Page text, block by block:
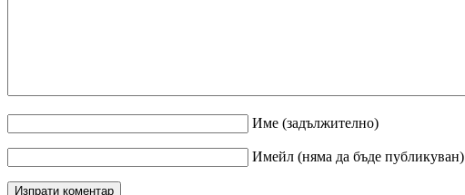
Име (задължително)
Имейл (няма да бъде публикуван)